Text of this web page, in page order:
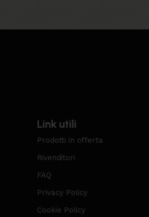
Link utili
Prodotti in offerta
Rivenditori
FAQ
Privacy Policy
Cookie Policy